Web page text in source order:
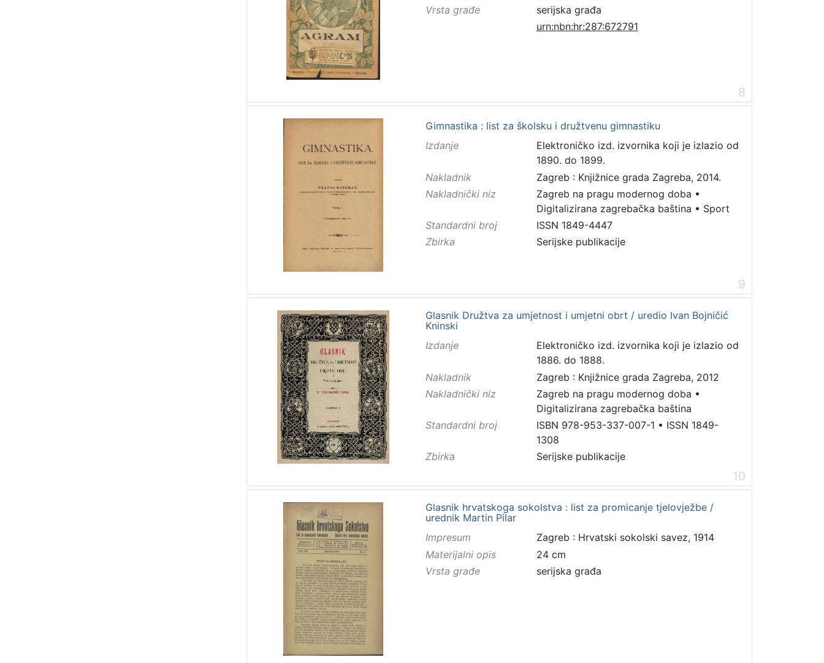
Vrsta građe
serijska građa
urn:nbn:hr:287:672791
8
Gimnastika : list za školsku i družtvenu gimnastiku
Izdanje
Elektroničko izd. izvornika koji je izlazio od
1890. do 1899.
Nakladnik
Zagreb : Knjižnice grada Zagreba, 2014.
Nakladnički niz
Zagreb na pragu modernog doba •
Digitalizirana zagrebačka baština • Sport
Standardni broj
ISSN 1849-4447
Zbirka
Serijske publikacije
9
Glasnik Družtva za umjetnost i umjetni obrt / uredio Ivan Bojničić
Kninski
Izdanje
Elektroničko izd. izvornika koji je izlazio od
1886. do 1888.
Nakladnik
Zagreb : Knjižnice grada Zagreba, 2012
Nakladnički niz
Zagreb na pragu modernog doba •
Digitalizirana zagrebačka baština
Standardni broj
ISBN 978-953-337-007-1 • ISSN 1849-
1308
Zbirka
Serijske publikacije
10
Glasnik hrvatskoga sokolstva : list za promicanje tjelovježbe /
urednik Martin Pilar
Impresum
Zagreb : Hrvatski sokolski savez, 1914
Materijalni opis
24 cm
Vrsta građe
serijska građa